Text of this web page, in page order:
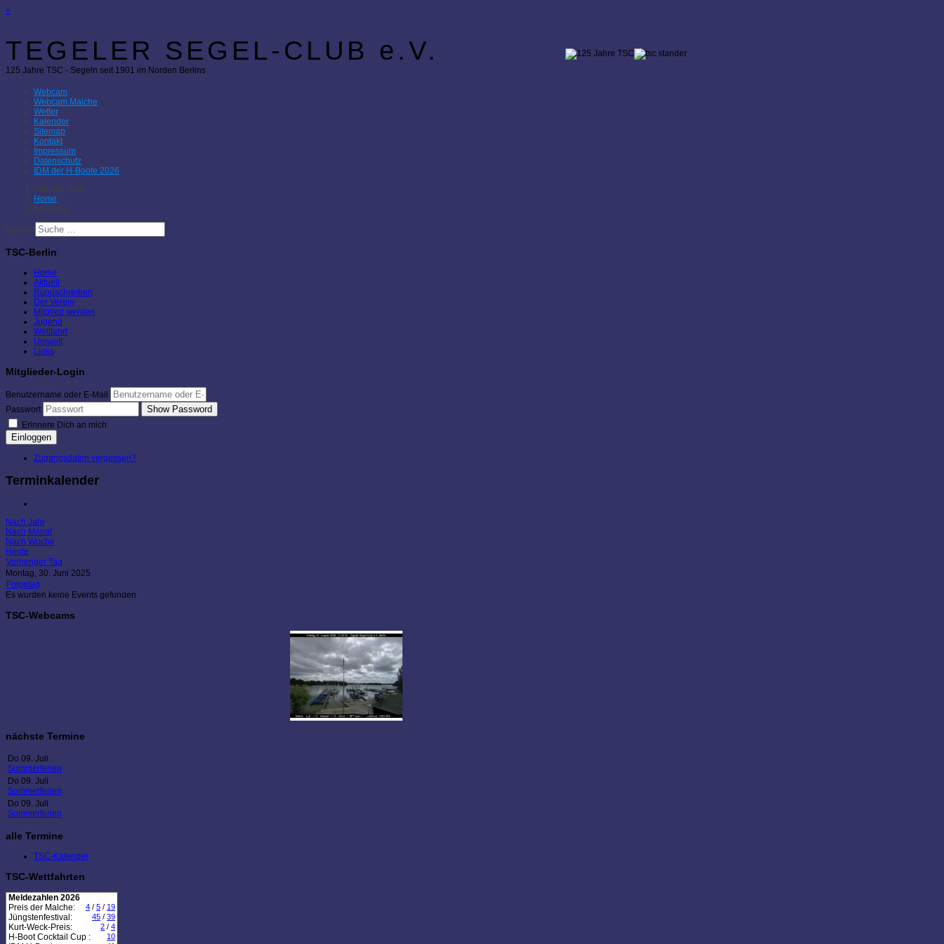
×
TEGELER SEGEL-CLUB e.V.
125 Jahre TSC - Segeln seit 1901 im Norden Berlins
Webcam
Webcam Malche
Wetter
Kalender
Sitemap
Kontakt
Impressum
Datenschutz
IDM der H-Boote 2026
Aktuelle Seite:
Home
Kalender
Suchen
TSC-Berlin
Home
Aktuell
Rundschreiben
Der Verein
Mitglied werden
Jugend
Wettfahrt
Umwelt
Links
Mitglieder-Login
Benutzername oder E-Mail
Passwort
Show Password
Erinnere Dich an mich
Einloggen
Zugangsdaten vergessen?
Terminkalender
Nach Jahr
Nach Monat
Nach Woche
Heute
Vorheriger Tag
Montag, 30. Juni 2025
Folgetag
Es wurden keine Events gefunden
TSC-Webcams
nächste Termine
Do 09. Juli
Sommerferien
Do 09. Juli
Sommerferien
Do 09. Juli
Sommerferien
alle Termine
TSC-Kalender
TSC-Wettfahrten
Meldezahlen 2026
Preis der Malche:
4 / 5 / 19
Jüngstenfestival: 45 / 39
Kurt-Weck-Preis: 2 / 4
H-Boot Cocktail Cup : 10